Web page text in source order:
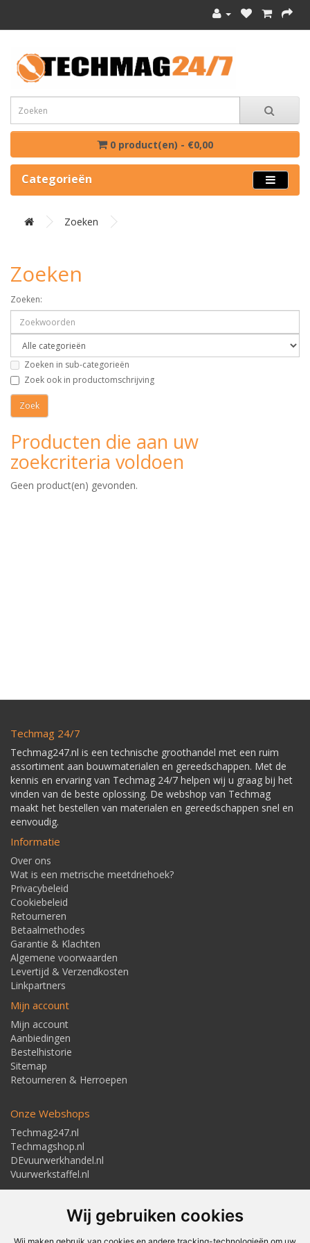
Wij gebruiken cookies
0 product(en) - €0,00
Categorieën
Zoeken
Zoeken
Zoeken:
Zoeken in sub-categorieën
Zoek ook in productomschrijving
Producten die aan uw
zoekcriteria voldoen
Geen product(en) gevonden.
Techmag 24/7
Techmag247.nl is een technische groothandel met een ruim
assortiment aan bouwmaterialen en gereedschappen. Met de
kennis en ervaring van Techmag 24/7 helpen wij u graag bij het
vinden van de beste oplossing. De webshop van Techmag
maakt het bestellen van materialen en gereedschappen snel en
eenvoudig.
Informatie
Over ons
Wat is een metrische meetdriehoek?
Privacybeleid
Cookiebeleid
Retourneren
Betaalmethodes
Garantie & Klachten
Algemene voorwaarden
Levertijd & Verzendkosten
Linkpartners
Mijn account
Mijn account
Aanbiedingen
Bestelhistorie
Sitemap
Retourneren & Herroepen
Onze Webshops
Techmag247.nl
Techmagshop.nl
DEvuurwerkhandel.nl
Vuurwerkstaffel.nl
Adresgegevens
Textielstraat 4, 7483 PB Haaksbergen
Telefoon: 053-5723224